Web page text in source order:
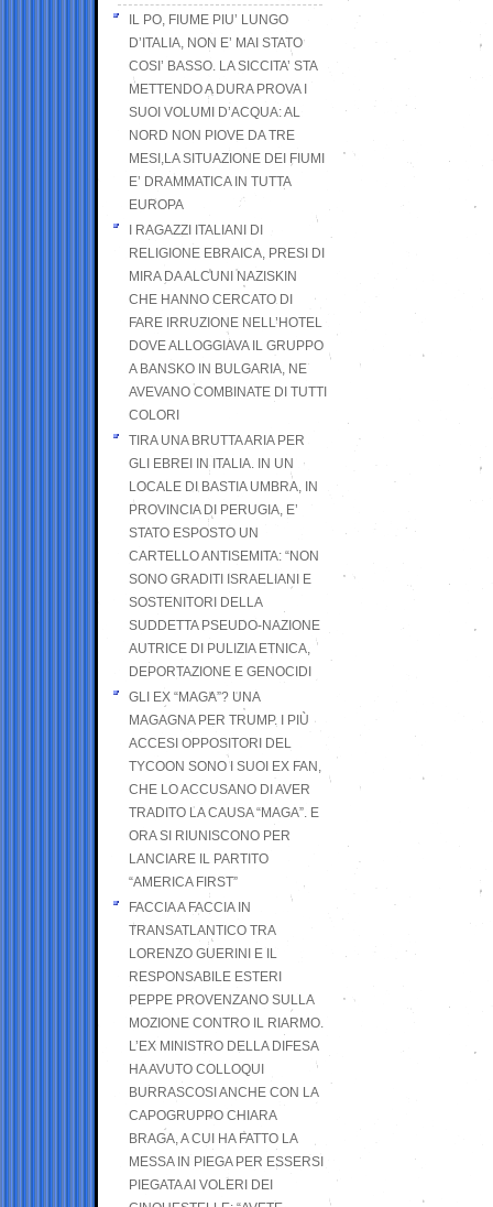
IL PO, FIUME PIU’ LUNGO
D’ITALIA, NON E’ MAI STATO
COSI’ BASSO. LA SICCITA’ STA
METTENDO A DURA PROVA I
SUOI VOLUMI D’ACQUA: AL
NORD NON PIOVE DA TRE
MESI,LA SITUAZIONE DEI FIUMI
E’ DRAMMATICA IN TUTTA
EUROPA
I RAGAZZI ITALIANI DI
RELIGIONE EBRAICA, PRESI DI
MIRA DA ALCUNI NAZISKIN
CHE HANNO CERCATO DI
FARE IRRUZIONE NELL’HOTEL
DOVE ALLOGGIAVA IL GRUPPO
A BANSKO IN BULGARIA, NE
AVEVANO COMBINATE DI TUTTI
COLORI
TIRA UNA BRUTTA ARIA PER
GLI EBREI IN ITALIA. IN UN
LOCALE DI BASTIA UMBRA, IN
PROVINCIA DI PERUGIA, E’
STATO ESPOSTO UN
CARTELLO ANTISEMITA: “NON
SONO GRADITI ISRAELIANI E
SOSTENITORI DELLA
SUDDETTA PSEUDO-NAZIONE
AUTRICE DI PULIZIA ETNICA,
DEPORTAZIONE E GENOCIDI
GLI EX “MAGA”? UNA
MAGAGNA PER TRUMP. I PIÙ
ACCESI OPPOSITORI DEL
TYCOON SONO I SUOI EX FAN,
CHE LO ACCUSANO DI AVER
TRADITO LA CAUSA “MAGA”. E
ORA SI RIUNISCONO PER
LANCIARE IL PARTITO
“AMERICA FIRST”
FACCIA A FACCIA IN
TRANSATLANTICO TRA
LORENZO GUERINI E IL
RESPONSABILE ESTERI
PEPPE PROVENZANO SULLA
MOZIONE CONTRO IL RIARMO.
L’EX MINISTRO DELLA DIFESA
HA AVUTO COLLOQUI
BURRASCOSI ANCHE CON LA
CAPOGRUPPO CHIARA
BRAGA, A CUI HA FATTO LA
MESSA IN PIEGA PER ESSERSI
PIEGATA AI VOLERI DEI